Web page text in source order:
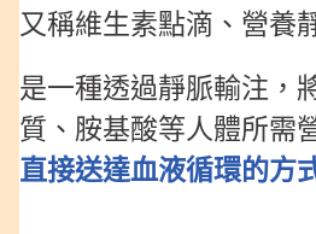
又稱維生素點滴、營養
是一種透過靜脈輸注，
質、胺基酸等人體所需
直接送達血液循環的方